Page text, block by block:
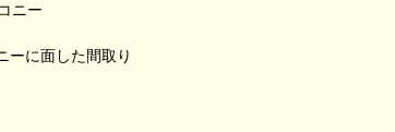
ニー
ーに面した間取り